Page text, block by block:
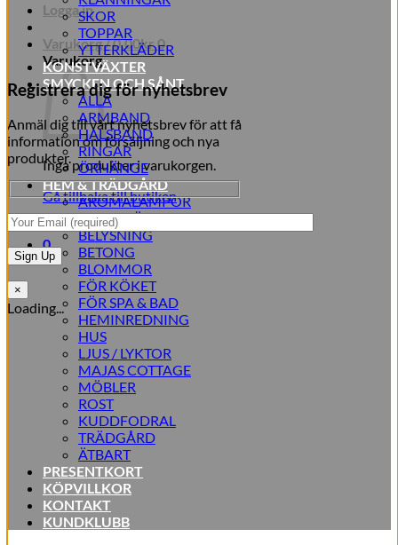
Registrera dig för nyhetsbrev
Anmäl dig till vårt nyhetsbrev för att få
information om försäljning och nya
produkter.
×
Loading...
Logga in
Varukorg /0,00kr 0
Varukorg
Inga produkter i varukorgen.
Gå tillbaka till butiken
0
SKOR
TOPPAR
YTTERKLÄDER
KONSTVÄXTER
SMYCKEN OCH SÅNT
ALLA
ARMBAND
HALSBAND
RINGAR
ÖRHÄNGE
HEM & TRÄDGÅRD
AROMALAMPOR
TILLBEHÖR
BELYSNING
BETONG
BLOMMOR
FÖR KÖKET
FÖR SPA & BAD
HEMINREDNING
HUS
LJUS / LYKTOR
MAJAS COTTAGE
MÖBLER
ROST
KUDDFODRAL
TRÄDGÅRD
ÄTBART
PRESENTKORT
KÖPVILLKOR
KONTAKT
KUNDKLUBB